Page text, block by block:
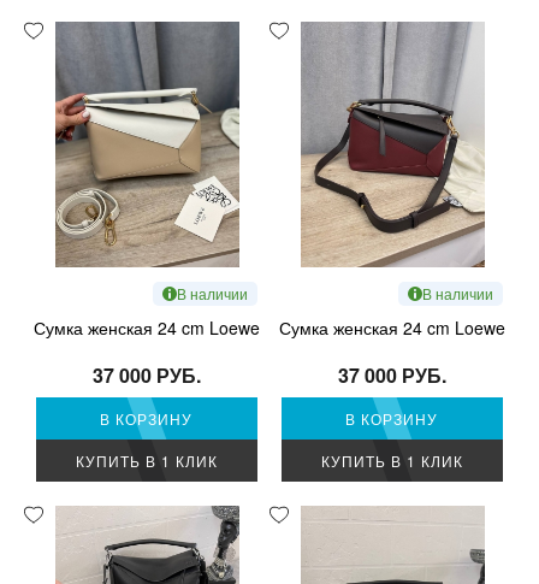
В наличии
Сумка женская 24 cm Loewe
37 000 РУБ.
В КОРЗИНУ
КУПИТЬ В 1 КЛИК
В наличии
Сумка женская 24 cm Loewe
37 000 РУБ.
В КОРЗИНУ
КУПИТЬ В 1 КЛИК